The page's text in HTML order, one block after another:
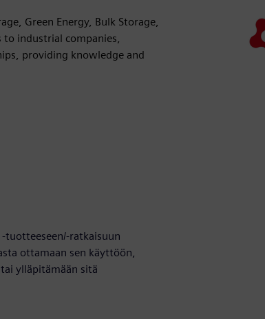
Green Energy, Bulk Storage,
to industrial companies,
providing knowledge and
-tuotteeseen/-ratkaisuun
ottamaan sen käyttöön,
ylläpitämään sitä